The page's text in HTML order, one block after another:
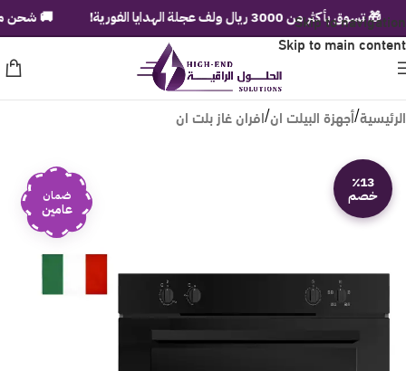
Skip to navigation
Skip to main content
الرئيسية/أجهزة البيلت ان/افران غاز بلت ان
٪13
خصم ضمان
عامين
🎁 تسوق بأكثر من 3000 ريال ولف عجلة الهدايا الفورية! 🚚 شحن مجاني